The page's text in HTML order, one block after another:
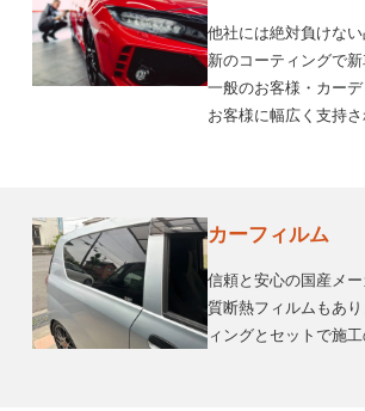
他社には絶対負けな
新のコーティングで
一般のお客様・カー
お客様に幅広く支持さ
カーフィルム
信頼と安心の国産メ
質断熱フィルムもあ
ィングとセットで施工